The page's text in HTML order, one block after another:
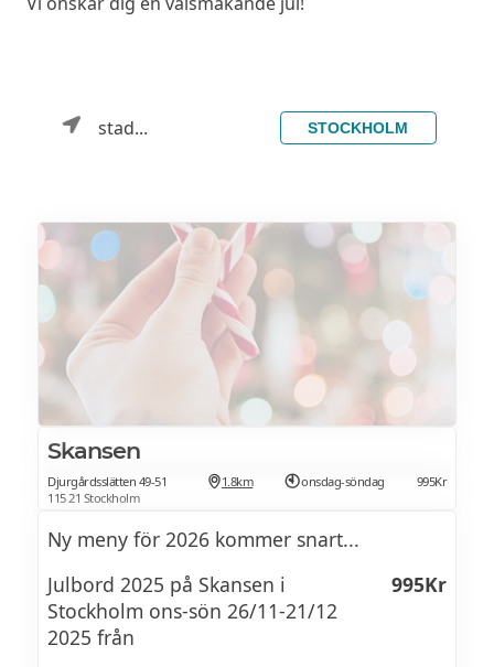
stad... STOCKHOLM
Skansen
Djurgårdsslätten 49-51
115 21 Stockholm
1.8km onsdag-söndag 995Kr
Ny meny för 2026 kommer snart...
Julbord 2025 på Skansen i
Stockholm ons-sön 26/11-21/12
2025 från
995Kr